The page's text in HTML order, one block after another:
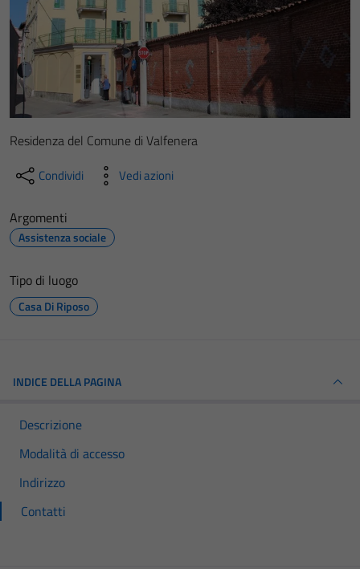
Residenza del Comune di Valfenera
Condividi Vedi azioni
Argomenti
Assistenza sociale
Tipo di luogo
Casa Di Riposo
INDICE DELLA PAGINA
Descrizione
Modalità di accesso
Indirizzo
Contatti